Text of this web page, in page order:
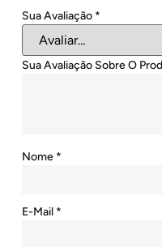
Sua Avaliação *
Sua Avaliação Sobre O
Nome *
E-Mail *